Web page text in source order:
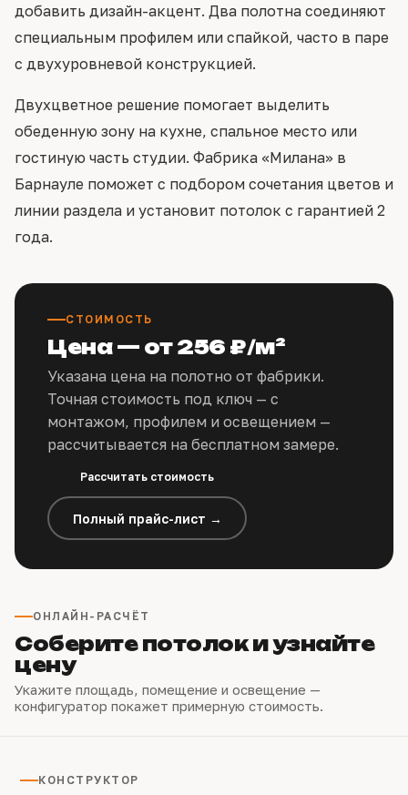
добавить дизайн-акцент. Два полотна соединяют
специальным профилем или спайкой, часто в паре
с двухуровневой конструкцией.
Двухцветное решение помогает выделить
обеденную зону на кухне, спальное место или
гостиную часть студии. Фабрика «Милана» в
Барнауле поможет с подбором сочетания цветов и
линии раздела и установит потолок с гарантией 2
года.
СТОИМОСТЬ
Цена — от 256 ₽/м²
Указана цена на полотно от фабрики.
Точная стоимость под ключ — с
монтажом, профилем и освещением —
рассчитывается на бесплатном замере.
Рассчитать стоимость
Полный прайс-лист →
ОНЛАЙН-РАСЧЁТ
Соберите потолок и узнайте
цену
Укажите площадь, помещение и освещение —
конфигуратор покажет примерную стоимость.
КОНСТРУКТОР